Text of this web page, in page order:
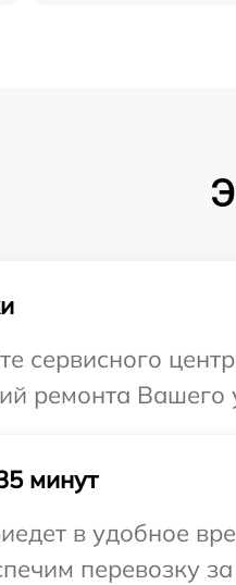
сервисного
ремонта Вашего
минут
в удобное
перевозку